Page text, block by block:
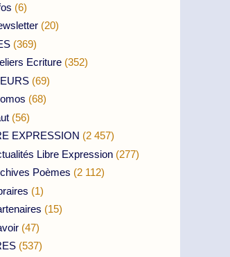
(6)
(20)
(369)
Ecriture (352)
(69)
(68)
(56)
EXPRESSION (2 457)
Libre Expression (277)
Poèmes (2 112)
(1)
(15)
(47)
(537)